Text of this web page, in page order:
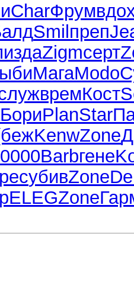
CharФрум
Smil преп
издаZigmсерт
МагаModo
времКост
БориPlanStar
KenwZone
0000Barbгене
убивZone
ELEGZone